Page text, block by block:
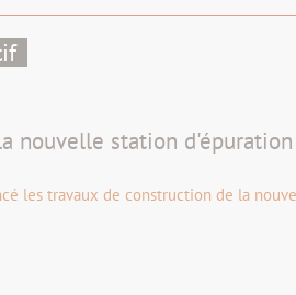
nouvelle station d'épuration
les travaux de construction de la